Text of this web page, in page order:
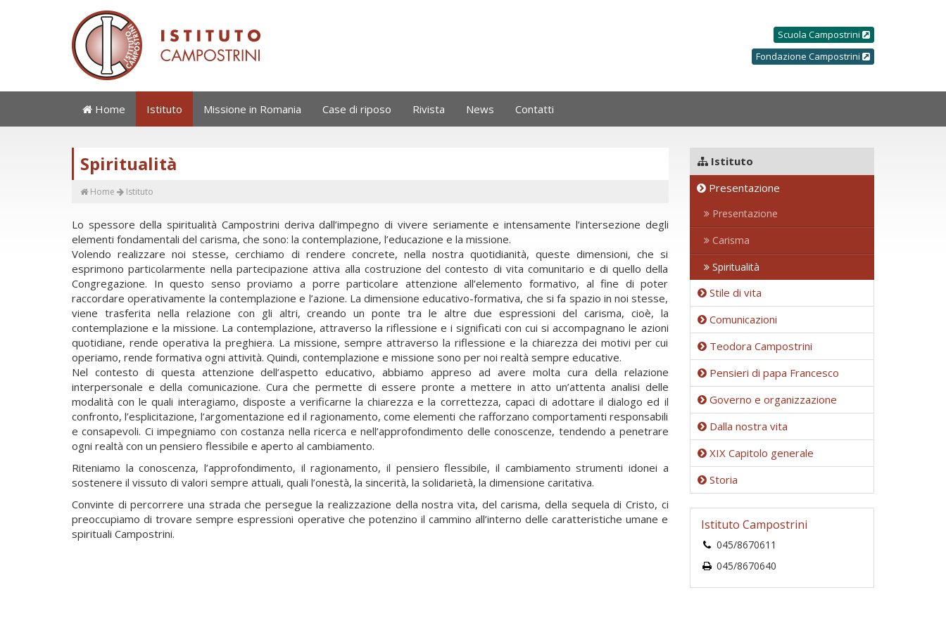
Scuola Campostrini
Fondazione Campostrini
Home Istituto Missione in Romania Case di riposo Rivista News Contatti
Spiritualità
Home Istituto
Lo spessore della spiritualità Campostrini deriva dall’impegno di vivere seriamente e intensamente l’intersezione degli
elementi fondamentali del carisma, che sono: la contemplazione, l’educazione e la missione.
Volendo realizzare noi stesse, cerchiamo di rendere concrete, nella nostra quotidianità, queste dimensioni, che si
esprimono particolarmente nella partecipazione attiva alla costruzione del contesto di vita comunitario e di quello della
Congregazione. In questo senso proviamo a porre particolare attenzione all’elemento formativo, al fine di poter
raccordare operativamente la contemplazione e l’azione. La dimensione educativo-formativa, che si fa spazio in noi stesse,
viene trasferita nella relazione con gli altri, creando un ponte tra le altre due espressioni del carisma, cioè, la
contemplazione e la missione. La contemplazione, attraverso la riflessione e i significati con cui si accompagnano le azioni
quotidiane, rende operativa la preghiera. La missione, sempre attraverso la riflessione e la chiarezza dei motivi per cui
operiamo, rende formativa ogni attività. Quindi, contemplazione e missione sono per noi realtà sempre educative.
Nel contesto di questa attenzione dell’aspetto educativo, abbiamo appreso ad avere molta cura della relazione
interpersonale e della comunicazione. Cura che permette di essere pronte a mettere in atto un’attenta analisi delle
modalità con le quali interagiamo, disposte a verificarne la chiarezza e la correttezza, capaci di adottare il dialogo ed il
confronto, l’esplicitazione, l’argomentazione ed il ragionamento, come elementi che rafforzano comportamenti responsabili
e consapevoli. Ci impegniamo con costanza nella ricerca e nell’approfondimento delle conoscenze, tendendo a penetrare
ogni realtà con un pensiero flessibile e aperto al cambiamento.
Riteniamo la conoscenza, l’approfondimento, il ragionamento, il pensiero flessibile, il cambiamento strumenti idonei a
sostenere il vissuto di valori sempre attuali, quali l’onestà, la sincerità, la solidarietà, la dimensione caritativa.
Convinte di percorrere una strada che persegue la realizzazione della nostra vita, del carisma, della sequela di Cristo, ci
preoccupiamo di trovare sempre espressioni operative che potenzino il cammino all’interno delle caratteristiche umane e
spirituali Campostrini.
Istituto
Presentazione
Presentazione
Carisma
Spiritualità
Stile di vita
Comunicazioni
Teodora Campostrini
Pensieri di papa Francesco
Governo e organizzazione
Dalla nostra vita
XIX Capitolo generale
Storia
Istituto Campostrini
045/8670611
045/8670640